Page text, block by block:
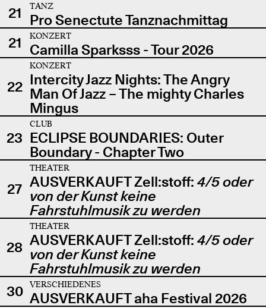
21
TANZ
Pro Senectute Tanznachmittag
21
KONZERT
Camilla Sparksss - Tour 2026
22
KONZERT
Intercity Jazz Nights: The Angry
Man Of Jazz – The mighty Charles
Mingus
23
CLUB
ECLIPSE BOUNDARIES: Outer
Boundary - Chapter Two
27
THEATER
AUSVERKAUFT Zell:stoff: 4/5 oder
von der Kunst keine
Fahrstuhlmusik zu werden
28
THEATER
AUSVERKAUFT Zell:stoff: 4/5 oder
von der Kunst keine
Fahrstuhlmusik zu werden
30
VERSCHIEDENES
AUSVERKAUFT aha Festival 2026